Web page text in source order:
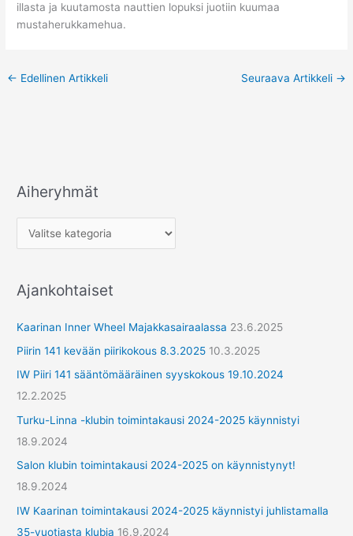
illasta ja kuutamosta nauttien lopuksi juotiin kuumaa
mustaherukkamehua.
← Edellinen Artikkeli Seuraava Artikkeli →
Aiheryhmät
A
e
y
t
Ajankohtaiset
Kaarinan Inner Wheel Majakkasairaalassa 23.6.2025
Piirin 141 kevään piirikokous 8.3.2025 10.3.2025
IW Piiri 141 sääntömääräinen syyskokous 19.10.2024
12.2.2025
Turku-Linna -klubin toimintakausi 2024-2025 käynnistyi
18.9.2024
Salon klubin toimintakausi 2024-2025 on käynnistynyt!
18.9.2024
IW Kaarinan toimintakausi 2024-2025 käynnistyi juhlistamalla
35-vuotiasta klubia 16.9.2024